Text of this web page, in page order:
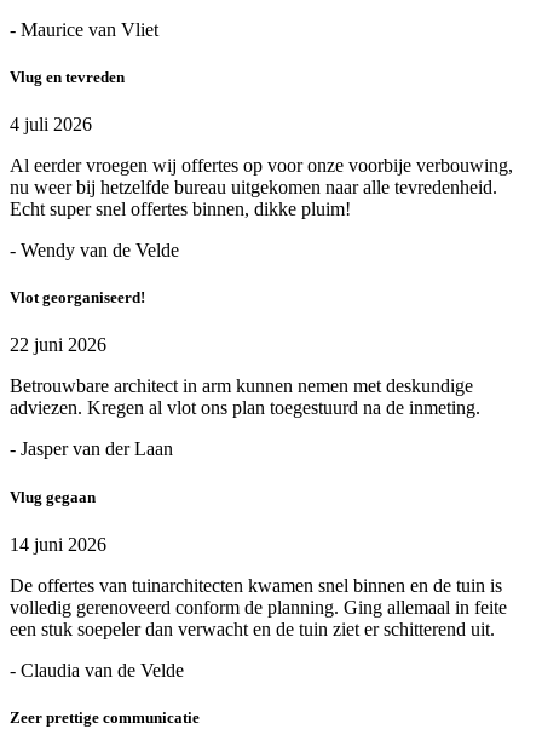
- Maurice van Vliet
Vlug en tevreden
4 juli 2026
Al eerder vroegen wij offertes op voor onze voorbije verbouwing,
nu weer bij hetzelfde bureau uitgekomen naar alle tevredenheid.
Echt super snel offertes binnen, dikke pluim!
- Wendy van de Velde
Vlot georganiseerd!
22 juni 2026
Betrouwbare architect in arm kunnen nemen met deskundige
adviezen. Kregen al vlot ons plan toegestuurd na de inmeting.
- Jasper van der Laan
Vlug gegaan
14 juni 2026
De offertes van tuinarchitecten kwamen snel binnen en de tuin is
volledig gerenoveerd conform de planning. Ging allemaal in feite
een stuk soepeler dan verwacht en de tuin ziet er schitterend uit.
- Claudia van de Velde
Zeer prettige communicatie